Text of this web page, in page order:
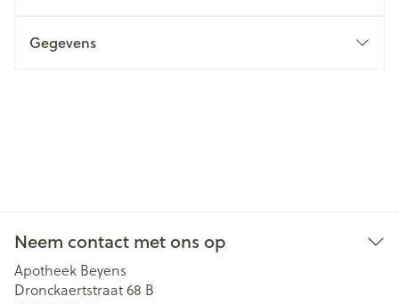
Gegevens
Neem contact met ons op
Apotheek Beyens
Dronckaertstraat 68 B